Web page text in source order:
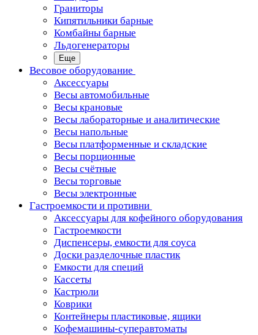
Граниторы
Кипятильники барные
Комбайны барные
Льдогенераторы
Еще
Весовое оборудование
Аксессуары
Весы автомобильные
Весы крановые
Весы лабораторные и аналитические
Весы напольные
Весы платформенные и складские
Весы порционные
Весы счётные
Весы торговые
Весы электронные
Гастроемкости и противни
Аксессуары для кофейного оборудования
Гастроемкости
Диспенсеры, емкости для соуса
Доски разделочные пластик
Емкости для специй
Кассеты
Кастрюли
Коврики
Контейнеры пластиковые, ящики
Кофемашины-суперавтоматы